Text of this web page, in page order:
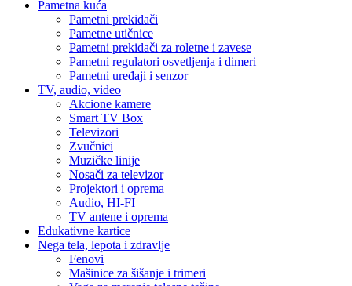
Pametna kuća
Pametni prekidači
Pametne utičnice
Pametni prekidači za roletne i zavese
Pametni regulatori osvetljenja i dimeri
Pametni uređaji i senzor
TV, audio, video
Akcione kamere
Smart TV Box
Televizori
Zvučnici
Muzičke linije
Nosači za televizor
Projektori i oprema
Audio, HI-FI
TV antene i oprema
Edukativne kartice
Nega tela, lepota i zdravlje
Fenovi
Mašinice za šišanje i trimeri